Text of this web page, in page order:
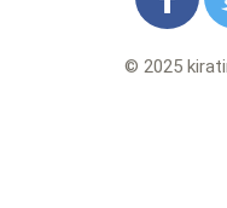
© 2025